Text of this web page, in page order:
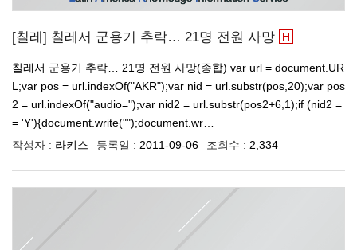
[칠레] 칠레서 군용기 추락… 21명 전원 사망
칠레서 군용기 추락… 21명 전원 사망(종합) var url = document.UR
L;var pos = url.indexOf("AKR");var nid = url.substr(pos,20);var pos
2 = url.indexOf("audio=");var nid2 = url.substr(pos2+6,1);if (nid2 =
= 'Y'){document.write("");document.wr…
작성자 : 라키스 등록일 : 2011-09-06 조회수 : 2,334